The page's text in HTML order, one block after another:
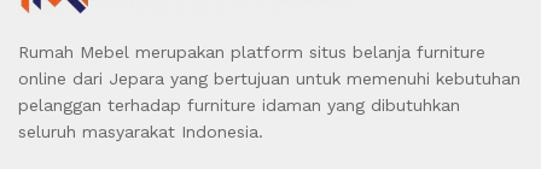
Rumah Mebel merupakan platform situs belanja furniture
online dari Jepara yang bertujuan untuk memenuhi kebutuhan
pelanggan terhadap furniture idaman yang dibutuhkan
seluruh masyarakat Indonesia.